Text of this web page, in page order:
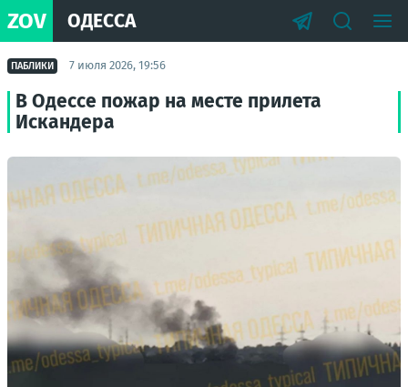
ZOV ОДЕССА
ПАБЛИКИ 7 июля 2026, 19:56
В Одессе пожар на месте прилета
Искандера